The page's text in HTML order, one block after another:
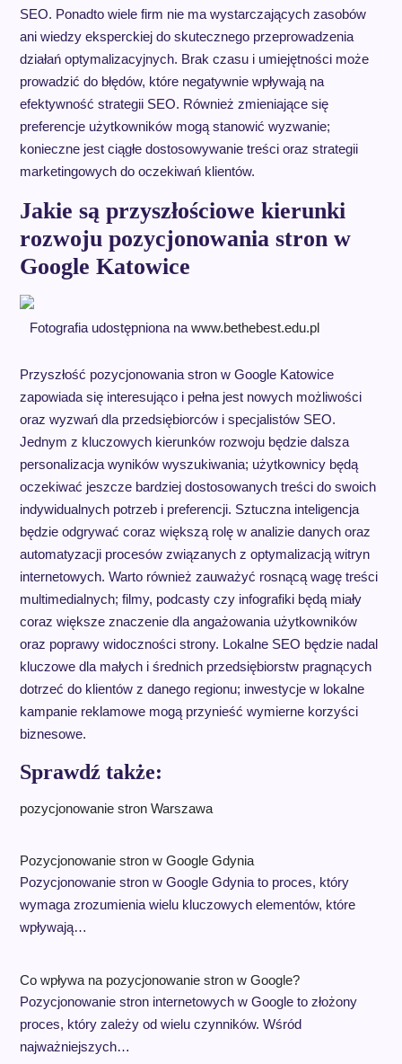
SEO. Ponadto wiele firm nie ma wystarczających zasobów
ani wiedzy eksperckiej do skutecznego przeprowadzenia
działań optymalizacyjnych. Brak czasu i umiejętności może
prowadzić do błędów, które negatywnie wpływają na
efektywność strategii SEO. Również zmieniające się
preferencje użytkowników mogą stanowić wyzwanie;
konieczne jest ciągłe dostosowywanie treści oraz strategii
marketingowych do oczekiwań klientów.
Jakie są przyszłościowe kierunki
rozwoju pozycjonowania stron w
Google Katowice
Fotografia udostępniona nawww.bethebest.edu.pl
Przyszłość pozycjonowania stron w Google Katowice
zapowiada się interesująco i pełna jest nowych możliwości
oraz wyzwań dla przedsiębiorców i specjalistów SEO.
Jednym z kluczowych kierunków rozwoju będzie dalsza
personalizacja wyników wyszukiwania; użytkownicy będą
oczekiwać jeszcze bardziej dostosowanych treści do swoich
indywidualnych potrzeb i preferencji. Sztuczna inteligencja
będzie odgrywać coraz większą rolę w analizie danych oraz
automatyzacji procesów związanych z optymalizacją witryn
internetowych. Warto również zauważyć rosnącą wagę treści
multimedialnych; filmy, podcasty czy infografiki będą miały
coraz większe znaczenie dla angażowania użytkowników
oraz poprawy widoczności strony. Lokalne SEO będzie nadal
kluczowe dla małych i średnich przedsiębiorstw pragnących
dotrzeć do klientów z danego regionu; inwestycje w lokalne
kampanie reklamowe mogą przynieść wymierne korzyści
biznesowe.
Sprawdź także:
pozycjonowanie stron Warszawa
Pozycjonowanie stron w Google Gdynia
Pozycjonowanie stron w Google Gdynia to proces, który
wymaga zrozumienia wielu kluczowych elementów, które
wpływają…
Co wpływa na pozycjonowanie stron w Google?
Pozycjonowanie stron internetowych w Google to złożony
proces, który zależy od wielu czynników. Wśród
najważniejszych…